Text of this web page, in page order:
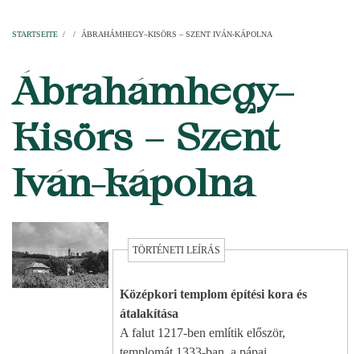
STARTSEITE / / ÁBRAHÁMHEGY–KISÖRS – SZENT IVÁN-KÁPOLNA
Ábrahámhegy–
Kisörs – Szent
Iván-kápolna
TÖRTÉNETI LEÍRÁS
Középkori templom építési kora és
átalakítása
A falut 1217-ben említik először,